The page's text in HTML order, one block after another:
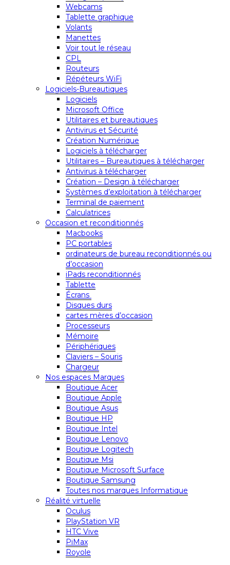
Webcams
Tablette graphique
Volants
Manettes
Voir tout le réseau
CPL
Routeurs
Répéteurs WiFi
Logiciels-Bureautiques
Logiciels
Microsoft Office
Utilitaires et bureautiques
Antivirus et Sécurité
Création Numérique
Logiciels à télécharger
Utilitaires – Bureautiques à télécharger
Antivirus à télécharger
Création – Design à télécharger
Systèmes d’exploitation à télécharger
Terminal de paiement
Calculatrices
Occasion et reconditionnés
Macbooks
PC portables
ordinateurs de bureau reconditionnés ou
d’occasion
iPads reconditionnés
Tablette
Écrans
Disques durs
cartes mères d’occasion
Processeurs
Mémoire
Périphériques
Claviers – Souris
Chargeur
Nos espaces Marques
Boutique Acer
Boutique Apple
Boutique Asus
Boutique HP
Boutique Intel
Boutique Lenovo
Boutique Logitech
Boutique Msi
Boutique Microsoft Surface
Boutique Samsung
Toutes nos marques Informatique
Réalité virtuelle
Oculus
PlayStation VR
HTC Vive
PiMax
Royole